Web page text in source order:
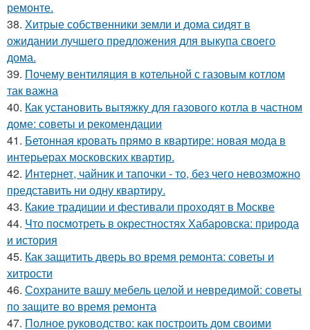
ремонте.
38. Хитрые собственники земли и дома сидят в
ожидании лучшего предложения для выкупа своего
дома.
39. Почему вентиляция в котельной с газовым котлом
так важна
40. Как установить вытяжку для газового котла в частном
доме: советы и рекомендации
41. Бетонная кровать прямо в квартире: новая мода в
интерьерах московских квартир.
42. Интернет, чайник и тапочки - то, без чего невозможно
представить ни одну квартиру.
43. Какие традиции и фестивали проходят в Москве
44. Что посмотреть в окрестностях Хабаровска: природа
и история
45. Как защитить дверь во время ремонта: советы и
хитрости
46. Сохраните вашу мебель целой и невредимой: советы
по защите во время ремонта
47. Полное руководство: как построить дом своими